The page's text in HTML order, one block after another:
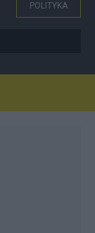
POLITYKA